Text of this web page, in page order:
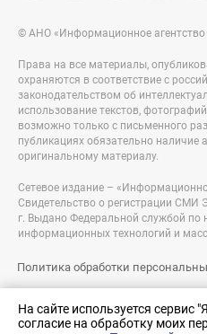
На сайте используется сервис
согласие на обработку моих
© АНО «Информационное агентство
Права на все материалы,
охраняются в соответствие с
законодательством об
использование текстов,
возможно только с письменного
публикациях обязательно наличие
оригинальному материалу.
Сетевое издание –
Свидетельство о регистрации
г. Выдано Федеральной службой по
информационных технологий и
Политика обработки